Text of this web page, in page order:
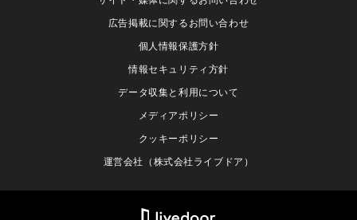
広告掲載に関するお問い合わせ
個人情報保護方針
情報セキュリティ方針
データ収集と利用について
メディアポリシー
クッキーポリシー
運営会社（株式会社ライブドア）